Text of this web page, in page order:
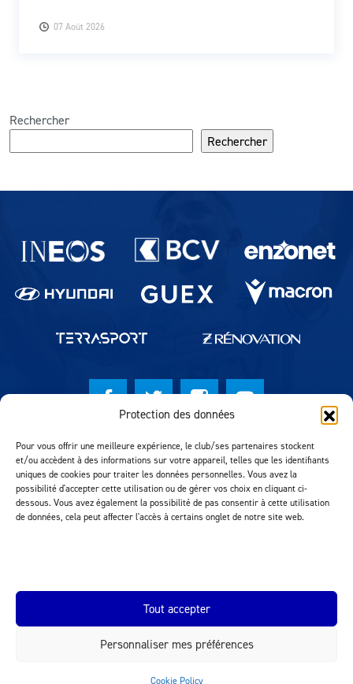
Protection des données
Pour vous offrir une meilleure expérience, le club/ses partenaires stockent
et/ou accèdent à des informations sur votre appareil, telles que les identifiants
uniques de cookies pour traiter les données personnelles. Vous avez la
possibilité d'accepter cette utilisation ou de gérer vos choix en cliquant ci-
dessous. Vous avez également la possibilité de pas consentir à cette utilisation
de données, cela peut affecter l'accès à certains onglet de notre site web.
Tout accepter
Personnaliser mes préférences
Cookie Policy
07 Août 2026
Rechercher
Rechercher
Partenaires du lausanne-Sport
© Lausanne Sport Football Club 2026
Réalisation MTM Agency